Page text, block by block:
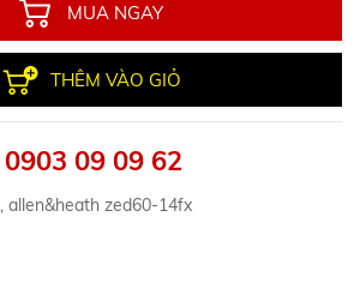
MUA NGAY
THÊM VÀO GIỎ
0903 09 09 62
, allen&heath zed60-14fx